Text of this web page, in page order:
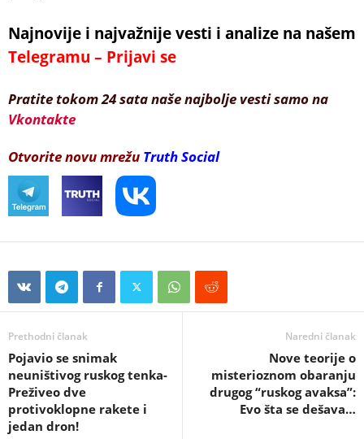
Najnovije i najvažnije vesti i analize na našem
Telegramu – Prijavi se
Pratite tokom 24 sata naše najbolje vesti samo na
Vkontakte
Otvorite novu mrežu Truth Social
Prethodni članak
Pojavio se snimak
neuništivog ruskog tenka-
Preživeo dve
protivoklopne rakete i
jedan dron!
Naredni članak
Nove teorije o
misterioznom obaranju
drugog “ruskog avaksa”:
Evo šta se dešava…